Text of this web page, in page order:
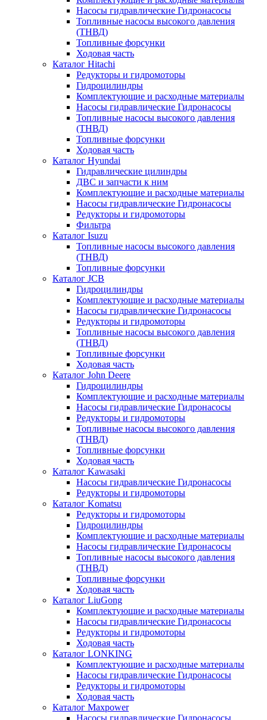
Насосы гидравлические Гидронасосы
Топливные насосы высокого давления
(ТНВД)
Топливные форсунки
Ходовая часть
Каталог Hitachi
Редукторы и гидромоторы
Гидроцилиндры
Комплектующие и расходные материалы
Насосы гидравлические Гидронасосы
Топливные насосы высокого давления
(ТНВД)
Топливные форсунки
Ходовая часть
Каталог Hyundai
Гидравлические цилиндры
ДВС и запчасти к ним
Комплектующие и расходные материалы
Насосы гидравлические Гидронасосы
Редукторы и гидромоторы
Фильтра
Каталог Isuzu
Топливные насосы высокого давления
(ТНВД)
Топливные форсунки
Каталог JCB
Гидроцилиндры
Комплектующие и расходные материалы
Насосы гидравлические Гидронасосы
Редукторы и гидромоторы
Топливные насосы высокого давления
(ТНВД)
Топливные форсунки
Ходовая часть
Каталог John Deere
Гидроцилиндры
Комплектующие и расходные материалы
Насосы гидравлические Гидронасосы
Редукторы и гидромоторы
Топливные насосы высокого давления
(ТНВД)
Топливные форсунки
Ходовая часть
Каталог Kawasaki
Насосы гидравлические Гидронасосы
Редукторы и гидромоторы
Каталог Komatsu
Редукторы и гидромоторы
Гидроцилиндры
Комплектующие и расходные материалы
Насосы гидравлические Гидронасосы
Топливные насосы высокого давления
(ТНВД)
Топливные форсунки
Ходовая часть
Каталог LiuGong
Комплектующие и расходные материалы
Насосы гидравлические Гидронасосы
Редукторы и гидромоторы
Ходовая часть
Каталог LONKING
Комплектующие и расходные материалы
Насосы гидравлические Гидронасосы
Редукторы и гидромоторы
Ходовая часть
Каталог Maxpower
Насосы гидравлические Гидронасосы